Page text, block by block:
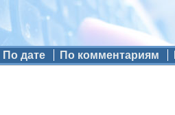
По дате По комментариям